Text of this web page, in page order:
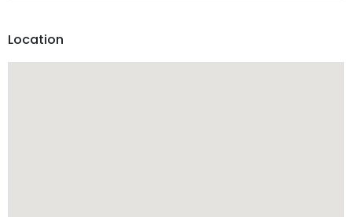
Location